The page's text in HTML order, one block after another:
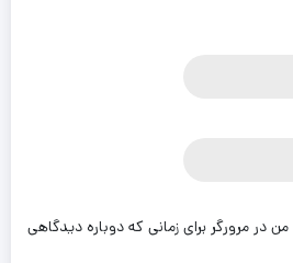
در مرورگر برای زمانی که دوباره دیدگاهی